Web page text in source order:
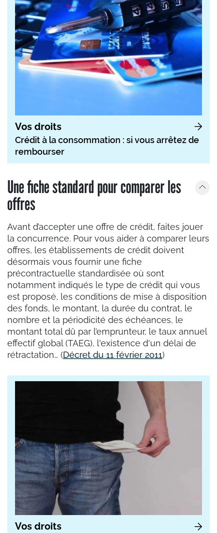
Vos droits
Crédit à la consommation : si vous arrêtez de
rembourser
Une fiche standard pour comparer les
offres
Avant d’accepter une offre de crédit, faites jouer
la concurrence. Pour vous aider à comparer leurs
offres, les établissements de crédit doivent
désormais vous fournir une fiche
précontractuelle standardisée où sont
notamment indiqués le type de crédit qui vous
est proposé, les conditions de mise à disposition
des fonds, le montant, la durée du contrat, le
nombre et la périodicité des échéances, le
montant total dû par l’emprunteur, le taux annuel
effectif global (TAEG), l'existence d'un délai de
rétractation… (Décret du 11 février 2011)
Vos droits